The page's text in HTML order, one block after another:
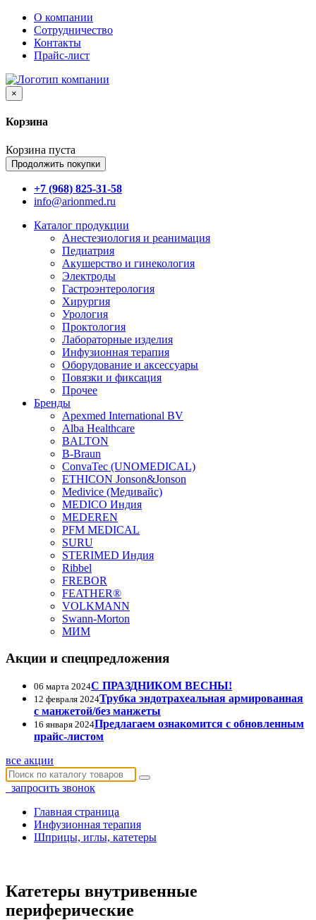
О компании
Сотрудничество
Контакты
Прайс-лист
×
Корзина
Корзина пуста
Продолжить покупки
+7 (968) 825-31-58
info@arionmed.ru
Каталог продукции
Анестезиология и реанимация
Педиатрия
Акушерство и гинекология
Электроды
Гастроэнтерология
Хирургия
Урология
Проктология
Лабораторные изделия
Инфузионная терапия
Оборудование и аксессуары
Повязки и фиксация
Прочее
Бренды
Apexmed International BV
Alba Healthcare
BALTON
B-Braun
ConvaTec (UNOMEDICAL)
ETHICON Jonson&Jonson
Medivice (Медивайс)
MEDICO Индия
MEDEREN
PFM MEDICAL
SURU
STERIMED Индия
Ribbel
FREBOR
FEATHER®
VOLKMANN
Swann-Morton
МИМ
Акции и спецпредложения
06 марта 2024С ПРАЗДНИКОМ ВЕСНЫ!
12 февраля 2024Трубка эндотрахеальная армированная
с манжетой/без манжеты
16 января 2024Предлагаем ознакомится с обновленным
прайс-листом
все акции
запросить звонок
Главная страница
Инфузионная терапия
Шприцы, иглы, катетеры
Катетеры внутривенные
периферические